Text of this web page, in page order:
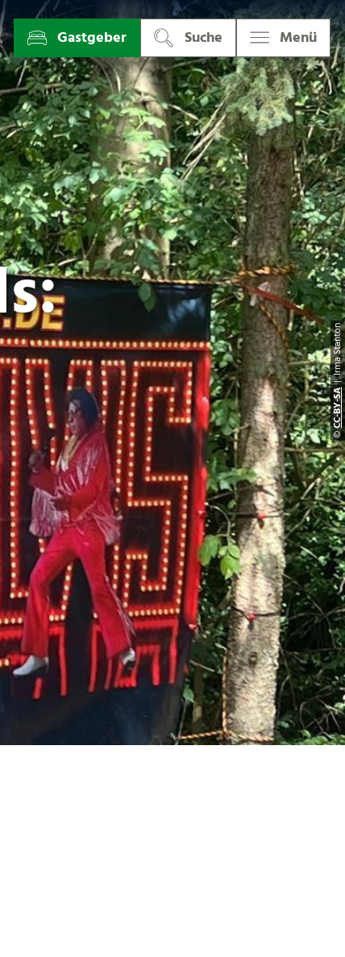
Gastgeber Suche Menü
©
CC-BY-SA
| Irma Stanton